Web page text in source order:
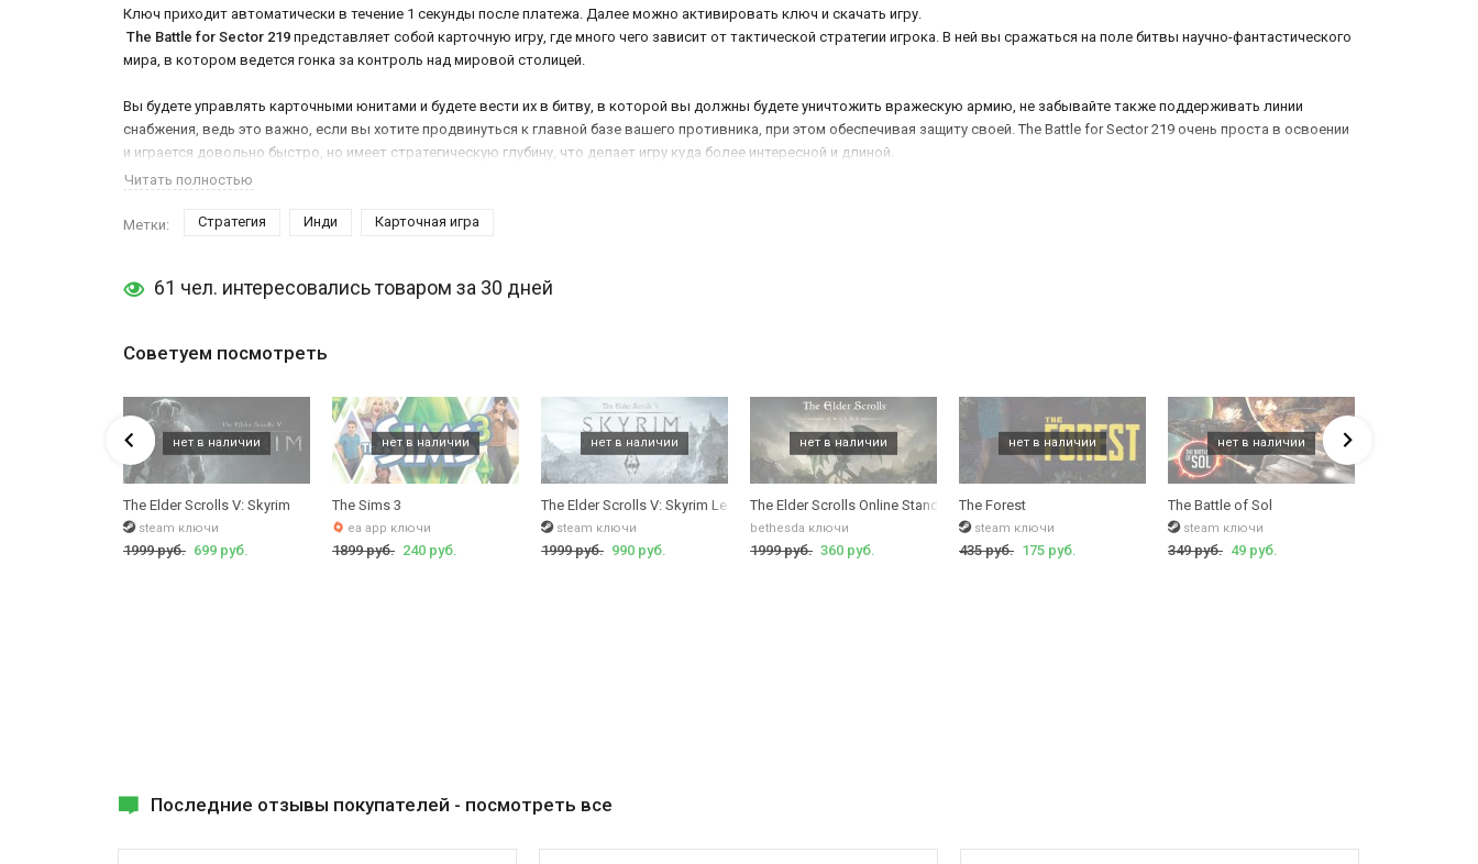
Ключ приходит автоматически в течение 1 секунды после платежа. Далее можно активировать ключ и скачать игру.
The Battle for Sector 219 представляет собой карточную игру, где много чего зависит от тактической стратегии игрока. В ней вы сражаться на поле битвы научно-фантастического
мира, в котором ведется гонка за контроль над мировой столицей.
Вы будете управлять карточными юнитами и будете вести их в битву, в которой вы должны будете уничтожить вражескую армию, не забывайте также поддерживать линии
снабжения, ведь это важно, если вы хотите продвинуться к главной базе вашего противника, при этом обеспечивая защиту своей. The Battle for Sector 219 очень проста в освоении
и играется довольно быстро, но имеет стратегическую глубину, что делает игру куда более интересной и длиной.
Читать полностью
Метки: Стратегия Инди Карточная игра
61 чел. интересовались товаром за 30 дней
Советуем посмотреть
Assassins of Kings Enhanced Edition
The Elder Scrolls V: Skyrim
steam ключи
1999 руб. 699 руб.
The Sims 3
ea app ключи
1899 руб. 240 руб.
The Elder Scrolls V: Skyrim Legendary Edition
steam ключи
1999 руб. 990 руб.
The Elder Scrolls Online Standart Edition (Morrowind)
bethesda ключи
1999 руб. 360 руб.
The Forest
steam ключи
435 руб. 175 руб.
The Battle of Sol
steam ключи
349 руб. 49 руб.
Последние отзывы покупателей - посмотреть все